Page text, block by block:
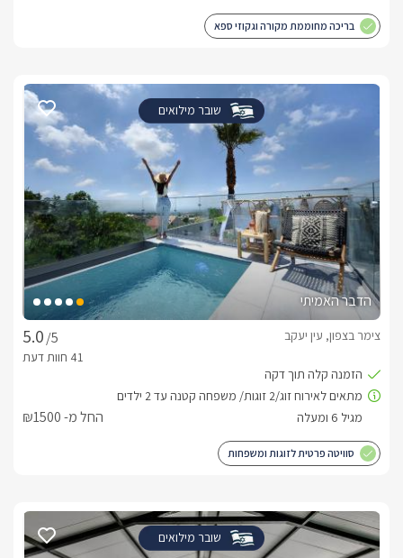
בריכה מחוממת מקורה וגקוזי ספא
שובר מילואים
הדבר האמיתי
/5
צימר בצפון, עין יעקב
החל מ- ₪1500
סוויטה פרטית לזוגות ומשפחות
שובר מילואים